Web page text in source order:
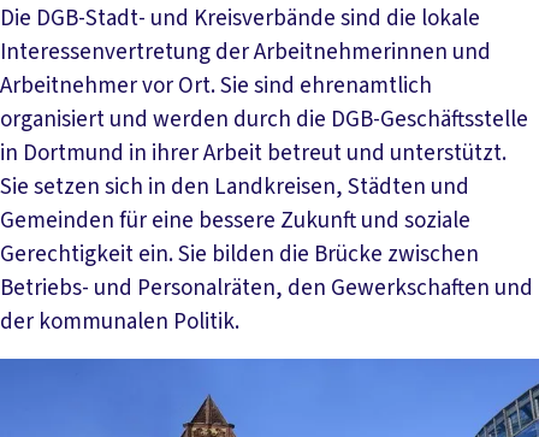
Die DGB-Stadt- und Kreisverbände sind die lokale
Interessenvertretung der Arbeitnehmerinnen und
Arbeitnehmer vor Ort. Sie sind ehrenamtlich
organisiert und werden durch die DGB-Geschäftsstelle
in Dortmund in ihrer Arbeit betreut und unterstützt.
Sie setzen sich in den Landkreisen, Städten und
Gemeinden für eine bessere Zukunft und soziale
Gerechtigkeit ein. Sie bilden die Brücke zwischen
Betriebs- und Personalräten, den Gewerkschaften und
der kommunalen Politik.